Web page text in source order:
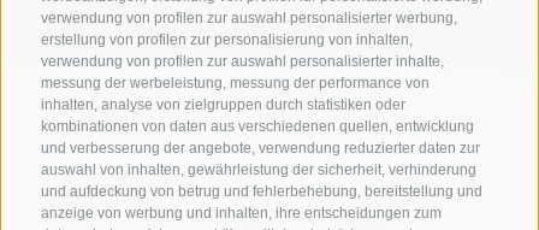
verwendung von profilen zur auswahl personalisierter werbung,
erstellung von profilen zur personalisierung von inhalten,
verwendung von profilen zur auswahl personalisierter inhalte,
messung der werbeleistung, messung der performance von
inhalten, analyse von zielgruppen durch statistiken oder
kombinationen von daten aus verschiedenen quellen, entwicklung
und verbesserung der angebote, verwendung reduzierter daten zur
auswahl von inhalten, gewährleistung der sicherheit, verhinderung
und aufdeckung von betrug und fehlerbehebung, bereitstellung und
anzeige von werbung und inhalten, ihre entscheidungen zum